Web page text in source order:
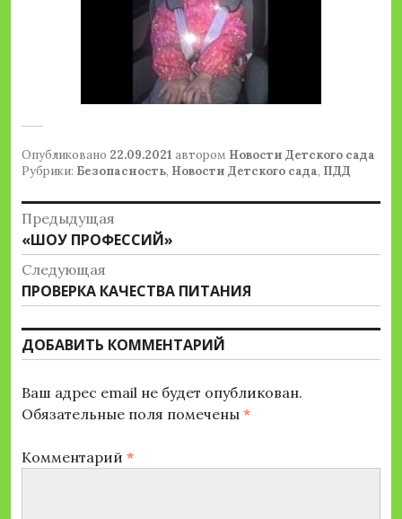
Опубликовано 22.09.2021 автором Новости Детского сада
Рубрики: Безопасность, Новости Детского сада, ПДД
Навигация
по
записям
Предыдущая
Предыдущая
запись:
«ШОУ ПРОФЕССИЙ»
Следующая
Следующая
запись:
ПРОВЕРКА КАЧЕСТВА ПИТАНИЯ
ДОБАВИТЬ КОММЕНТАРИЙ
Ваш адрес email не будет опубликован.
Обязательные поля помечены *
Комментарий *